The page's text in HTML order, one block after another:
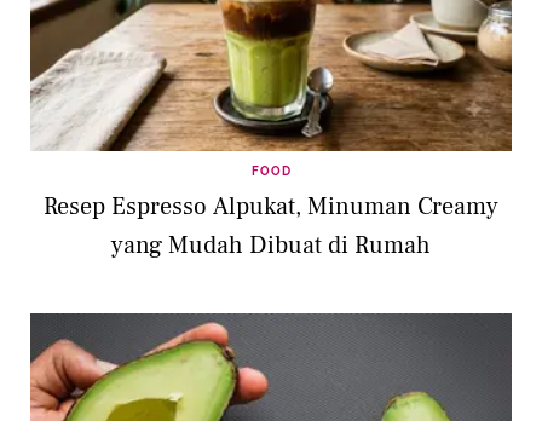
FOOD
Resep Espresso Alpukat, Minuman Creamy
yang Mudah Dibuat di Rumah